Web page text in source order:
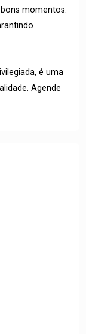
momentos.
é uma
Agende